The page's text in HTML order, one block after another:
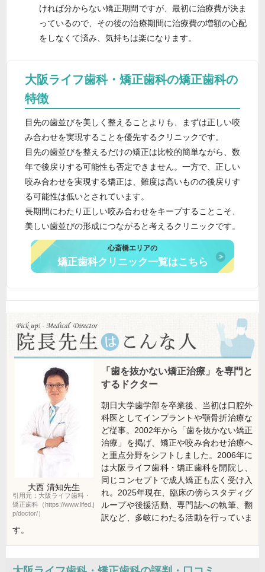
ければ分からない矯正期間ですが、最初に治療費が決ま
っているので、その後の治療期間に治療費の増額の心配
をしなくて済み、気持ちは楽になります。
大阪ライフ歯科・矯正歯科の矯正歯科の
特徴
目先の歯並びを美しく整えることよりも、まずは正しい咬
み合わせを実現することを優先するクリニックです。
目先の歯並びを整えるだけの矯正は比較的簡単ながら、数
年で後戻りする可能性も否定できません。一方で、正しい
咬み合わせを実現する矯正は、難度は高いものの後戻りす
る可能性は低いとされています。
長期間にわたり正しい咬み合わせをキープすることこそ、
美しい歯並びの形成につながると考えるクリニックです。
心斎橋エリアの
矯正歯科クリニック一覧はこちら
大西 清知先生
引用元：大阪ライフ歯科・
矯正歯科（https://www.lifed.j
p/doctor/）
「歯を抜かない矯正治療」を専門と
するドクター
朝日大学歯学部を卒業後、当初は口腔外
科医としてインプラントや顎骨折治療な
ど従事。2002年から「歯を抜かない矯正
治療」を掲げ、矯正や咬み合わせ治療へ
と重点分野をシフトしました。2006年に
は大阪ライフ歯科・矯正歯科を開院し、
同じコンセプトで成人矯正も広く受け入
れ。2025年現在、臨床の傍らスタディグ
ループや後援活動、専門誌への執筆、翻
訳など、多岐にわたる活動を行っていま
す。